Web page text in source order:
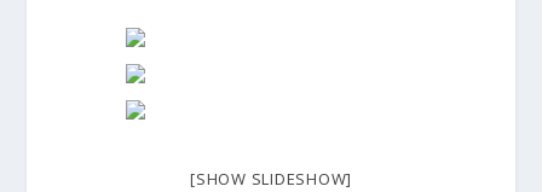
[SHOW SLIDESHOW]